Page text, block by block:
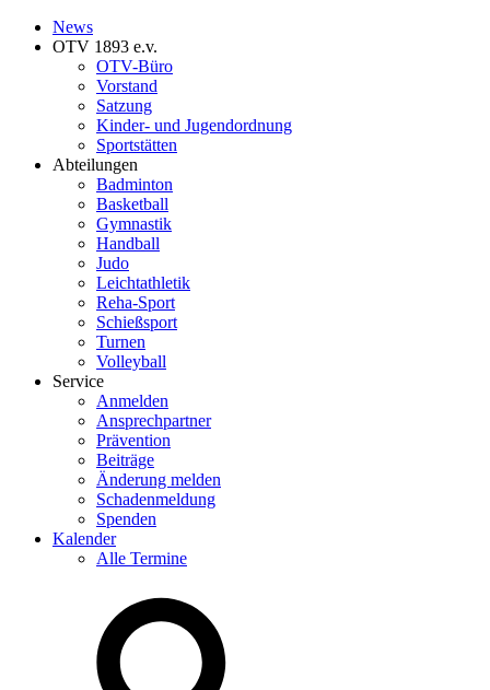
News
OTV 1893 e.v.
OTV-Büro
Vorstand
Satzung
Kinder- und Jugendordnung
Sportstätten
Abteilungen
Badminton
Basketball
Gymnastik
Handball
Judo
Leichtathletik
Reha-Sport
Schießsport
Turnen
Volleyball
Service
Anmelden
Ansprechpartner
Prävention
Beiträge
Änderung melden
Schadenmeldung
Spenden
Kalender
Alle Termine